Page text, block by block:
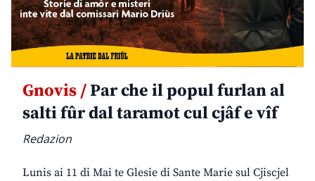
Gnovis /Par che il popul furlan al
salti fûr dal taramot cul cjâf e vîf
Redazion
Lunis ai 11 di Mai te Glesie di Sante Marie sul Cjiscjel